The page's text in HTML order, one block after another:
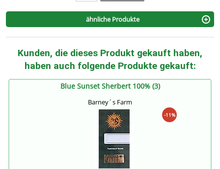
ähnliche Produkte
Kunden, die dieses Produkt gekauft haben,
haben auch folgende Produkte gekauft:
Blue Sunset Sherbert 100% (3)
Barney´s Farm
-11%